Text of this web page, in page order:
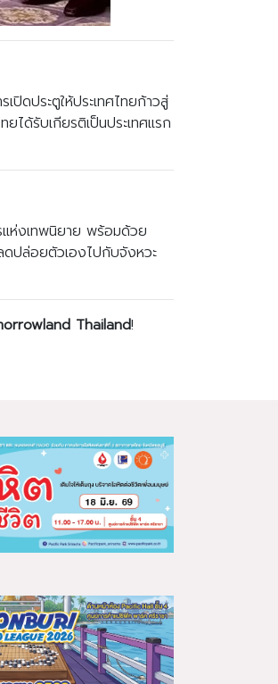
ปิดประตูให้ประเทศไทยก้าวสู่
ยได้รับเกียรติเป็นประเทศแรก
แห่งเทพนิยาย พร้อมด้วย
ดปล่อยตัวเองไปกับจังหวะ
Thailand!